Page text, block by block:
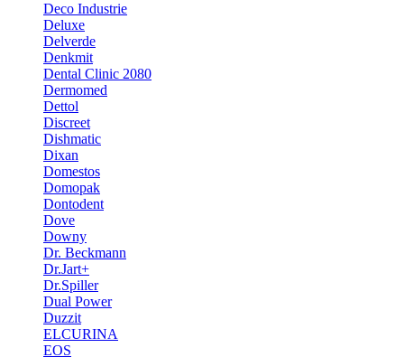
Deco Industrie
Deluxe
Delverde
Denkmit
Dental Clinic 2080
Dermomed
Dettol
Discreet
Dishmatic
Dixan
Domestos
Domopak
Dontodent
Dove
Downy
Dr. Beckmann
Dr.Jart+
Dr.Spiller
Dual Power
Duzzit
ELCURINA
EOS